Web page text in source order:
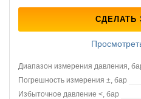
СДЕЛАТЬ
Диапазон измерения давления,
Погрешность измерения ±, бар
Избыточное давление <, бар